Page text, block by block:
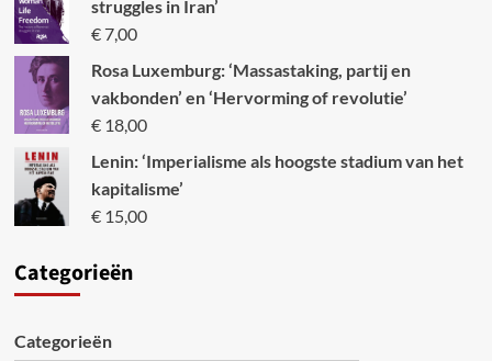
struggles in Iran’
€7,00
Rosa Luxemburg: ‘Massastaking, partij en
vakbonden’ en ‘Hervorming of revolutie’
€18,00
Lenin: ‘Imperialisme als hoogste stadium van het
kapitalisme’
€15,00
Categorieën
Categorieën